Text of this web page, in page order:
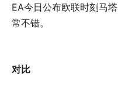
EA今日公布欧联时刻马
常不错。
对比